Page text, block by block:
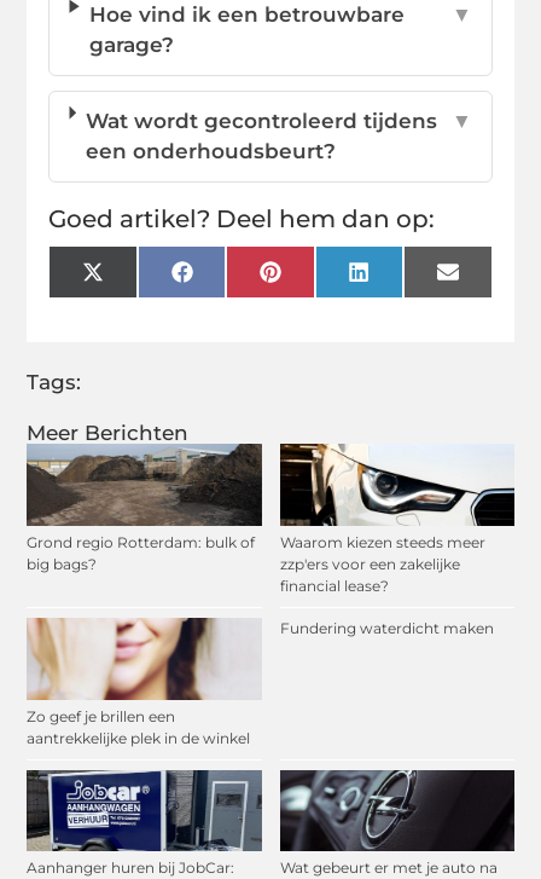
Meer Berichten
Grond regio Rotterdam: bulk of
big bags?
Waarom kiezen steeds meer
zzp'ers voor een zakelijke
financial lease?
Zo geef je brillen een
aantrekkelijke plek in de winkel
Fundering waterdicht maken
Aanhanger huren bij JobCar:
Wat gebeurt er met je auto na
Hoe vind ik een betrouwbare
garage?
▼
Wat wordt gecontroleerd tijdens
een onderhoudsbeurt?
▼
Goed artikel? Deel hem dan op:
X
(Twitter)
FacebookPinterestLinkedInEmail
Tags: